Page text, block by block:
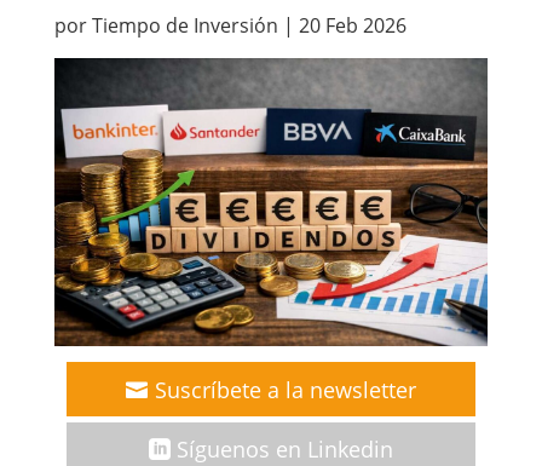
porTiempo de Inversión | 20 Feb 2026
Suscríbete a la newsletter
Síguenos en Linkedin